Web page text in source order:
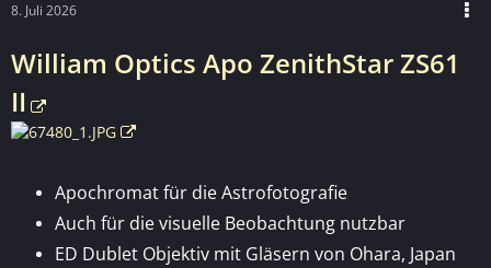
8. Juli 2026
William Optics Apo ZenithStar ZS61
II
Apochromat für die Astrofotografie
Auch für die visuelle Beobachtung nutzbar
ED Dublet Objektiv mit Gläsern von Ohara, Japan